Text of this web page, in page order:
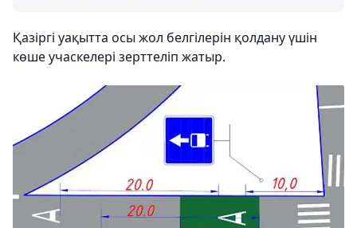
Қазіргі уақытта осы жол белгілерін қолдану үшін
көше учаскелері зерттеліп жатыр.